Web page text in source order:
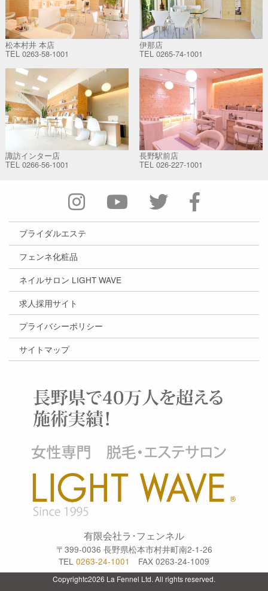
松本村井 本店
TEL 0263-58-1001
伊那店
TEL 0265-74-1001
諏訪インター店
TEL 0266-56-1001
長野駅前店
TEL 026-227-1001
有限会社ラ･フェンネル
〒399-0036 長野県松本市村井町南2-1-26
TEL 0263-24-1001 FAX 0263-24-1009
ブライダルエステ
フェンネ化粧品
ネイルサロン LIGHT WAVE
求人採用サイト
プライバシーポリシー
サイトマップ
Copyrightc2026 La Fennel Ltd. All rights reserved.